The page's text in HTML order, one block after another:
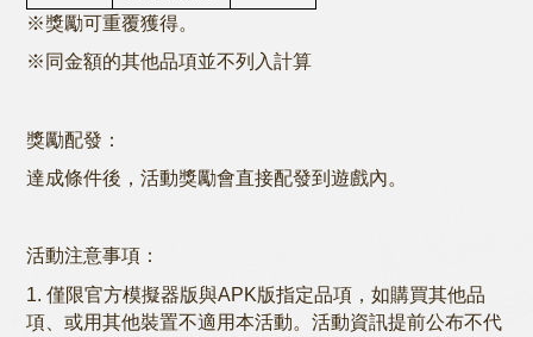
※獎勵可重覆獲得。
※同金額的其他品項並不列入計算
獎勵配發 ：
達成條件後，活動獎勵會直接配發到遊戲內。
活動注意事項 ：
1. 僅限官方模擬器版與APK版指定品項，如購買其他品
項、或用其他裝置不適用本活動。活動資訊提前公布不代